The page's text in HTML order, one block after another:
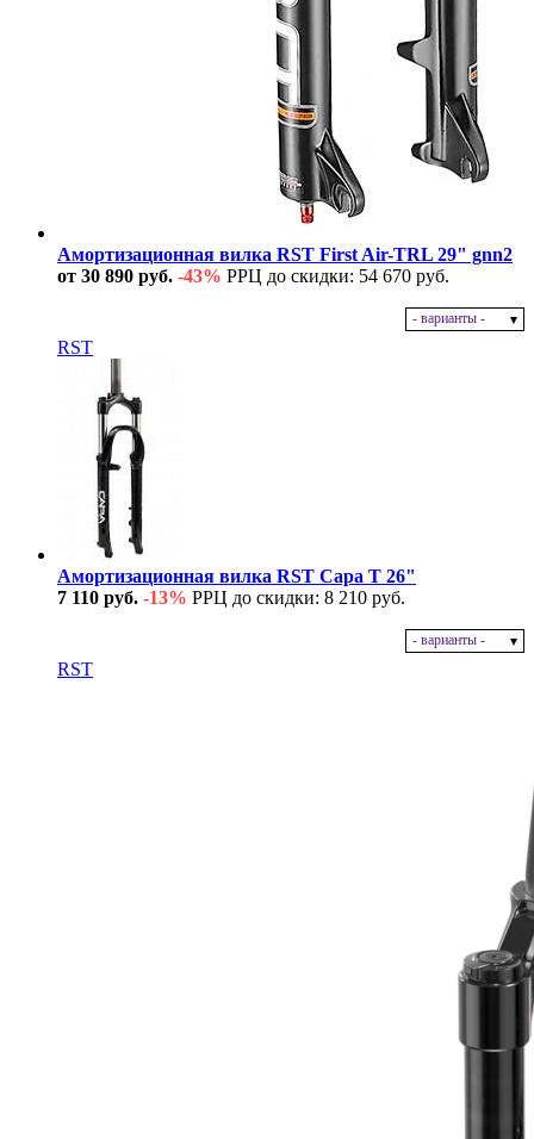
Амортизационная вилка RST First Air-TRL 29" gnn2
от 30 890 руб. -43% РРЦ до скидки: 54 670 руб.
- варианты -
RST
Амортизационная вилка RST Capa T 26"
7 110 руб. -13% РРЦ до скидки: 8 210 руб.
- варианты -
RST